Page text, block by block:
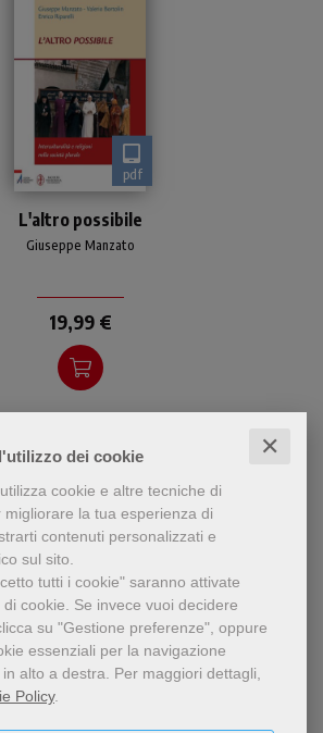
dei cookie ✕
cookie e altre tecniche di
la tua esperienza di
contenuti personalizzati e
sul sito.
tutti i cookie" saranno attivate
cookie. Se invece vuoi decidere
su "Gestione preferenze", oppure
essenziali per la navigazione
alto a destra. Per maggiori dettagli,
Policy.
pdf
questione
dell'interculturalità nel suo
L'altro possibile
Giuseppe Manzato
19,99 €